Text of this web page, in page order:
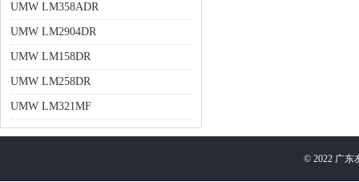
UMW LM358ADR
UMW LM2904DR
UMW LM158DR
UMW LM258DR
UMW LM321MF
© 2022 广东